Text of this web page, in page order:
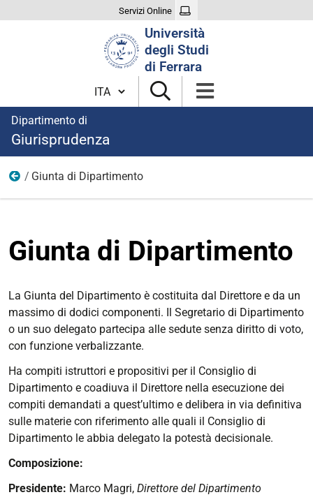
Servizi Online
Università
degli Studi
di Ferrara
Cambia lingua
Dipartimento di
Giurisprudenza
Organi
Giunta di Dipartimento
Giunta di Dipartimento
La Giunta del Dipartimento è costituita dal Direttore e da un
massimo di dodici componenti. Il Segretario di Dipartimento
o un suo delegato partecipa alle sedute senza diritto di voto,
con funzione verbalizzante.
Ha compiti istruttori e propositivi per il Consiglio di
Dipartimento e coadiuva il Direttore nella esecuzione dei
compiti demandati a quest’ultimo e delibera in via definitiva
sulle materie con riferimento alle quali il Consiglio di
Dipartimento le abbia delegato la potestà decisionale.
Composizione:
Presidente: Marco Magri, Direttore del Dipartimento